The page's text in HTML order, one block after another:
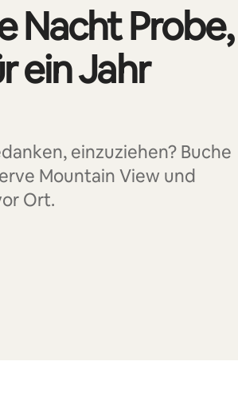
Nacht Probe,
ein Jahr
einzuziehen? Buche
Mountain View und
Ort.